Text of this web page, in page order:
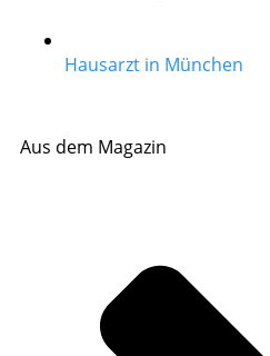
Hausarzt in München
Aus dem Magazin